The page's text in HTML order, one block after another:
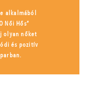
alkalmából
Női Hős”
olyan nőket
és pozitív